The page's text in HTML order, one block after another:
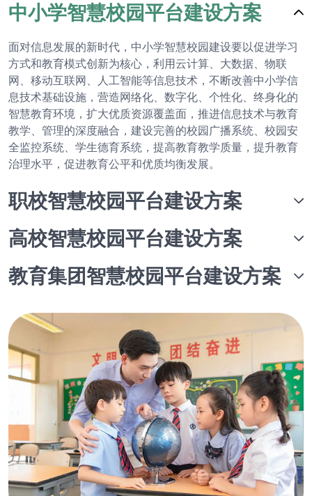
中小学智慧校园平台建设方案
面对信息发展的新时代，中小学智慧校园建设要以促进学习
方式和教育模式创新为核心，利用云计算、大数据、物联
网、移动互联网、人工智能等信息技术，不断改善中小学信
息技术基础设施，营造网络化、数字化、个性化、终身化的
智慧教育环境，扩大优质资源覆盖面，推进信息技术与教育
教学、管理的深度融合，建设完善的校园广播系统、校园安
全监控系统、学生德育系统，提高教育教学质量，提升教育
治理水平，促进教育公平和优质均衡发展。
职校智慧校园平台建设方案
高校智慧校园平台建设方案
教育集团智慧校园平台建设方案